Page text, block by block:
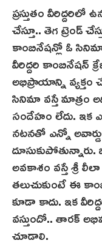
ప్రస్తుతం
చేస్తూ.. తెగ ట్రెండ్
కాంబినేషన్లో ఓ సినిమా
వీరిద్దరి కాంబినేషన్
అభిప్రాయాన్ని వ్యక్తం
సినిమా వస్తే మాత్రం
సందేహం లేదు. ఇక‌
నట‌న‌తో ఎన్నో
అవకాశం వస్తే శ్రీ
తలుచుకుంటే ఈ
కూడా కాదు. ఇక
వస్తుందో.. తారక్
చూడాలి.